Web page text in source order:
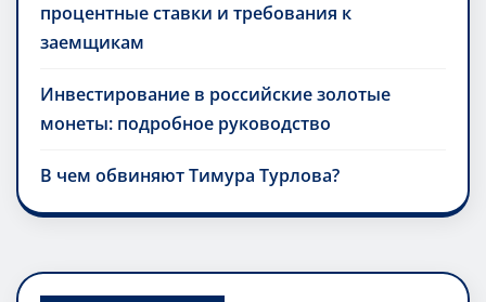
процентные ставки и требования к
заемщикам
Инвестирование в российские золотые
монеты: подробное руководство
В чем обвиняют Тимура Турлова?